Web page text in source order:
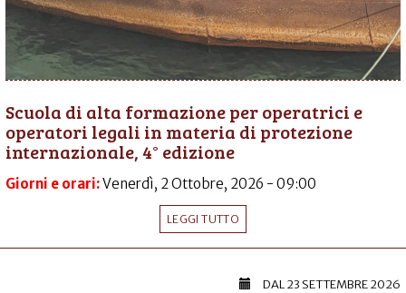
Scuola di alta formazione per operatrici e
operatori legali in materia di protezione
internazionale, 4° edizione
Giorni e orari:Venerdì, 2 Ottobre, 2026 - 09:00
LEGGI TUTTO
DAL23 SETTEMBRE 2026